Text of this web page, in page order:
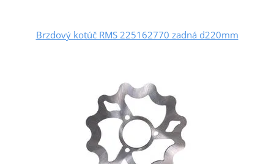
Brzdový kotúč RMS 225162770 zadná d220mm